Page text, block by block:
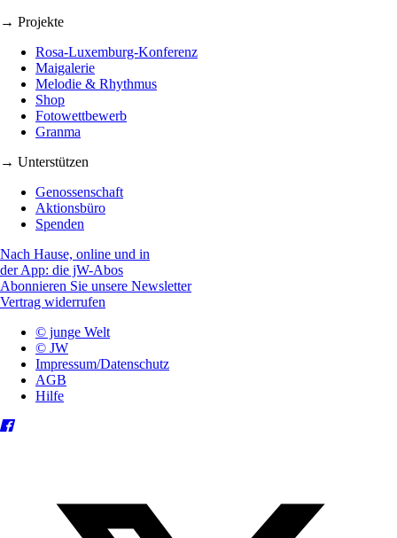
→ Projekte
Rosa-Luxemburg-Konferenz
Maigalerie
Melodie & Rhythmus
Shop
Fotowettbewerb
Granma
→ Unterstützen
Genossenschaft
Aktionsbüro
Spenden
Nach Hause, online und in
der App: die jW-Abos
Abonnieren Sie unsere Newsletter
Vertrag widerrufen
© junge Welt
© JW
Impressum/Datenschutz
AGB
Hilfe